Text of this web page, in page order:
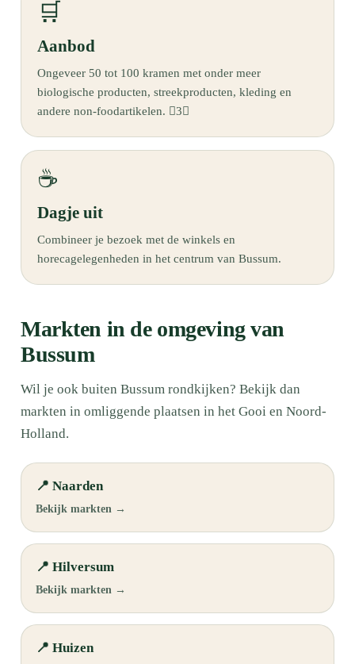
🛒
Aanbod
Ongeveer 50 tot 100 kramen met onder meer
biologische producten, streekproducten, kleding en
andere non-foodartikelen. 3
☕
Dagje uit
Combineer je bezoek met de winkels en
horecagelegenheden in het centrum van Bussum.
Markten in de omgeving van
Bussum
Wil je ook buiten Bussum rondkijken? Bekijk dan
markten in omliggende plaatsen in het Gooi en Noord-
Holland.
📍 Naarden
Bekijk markten →
📍 Hilversum
Bekijk markten →
📍 Huizen